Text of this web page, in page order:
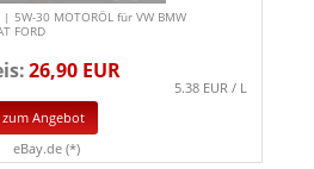
| 5W-30 MOTORÖL für VW BMW
FORD
26,90 EUR
5.38 EUR / L
zum Angebot
eBay.de (*)